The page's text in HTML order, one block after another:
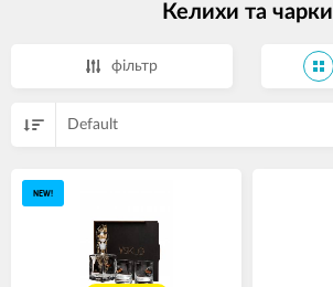
Келихи та чарки
фільтр
Default
NEW!